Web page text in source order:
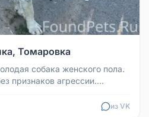
Томаровка
собака женского пола.
признаков агрессии.
из VK